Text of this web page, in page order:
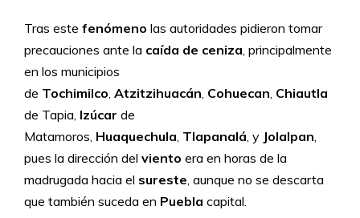
Tras este fenómeno las autoridades pidieron tomar
precauciones ante la caída de ceniza, principalmente
en los municipios
de Tochimilco, Atzitzihuacán, Cohuecan, Chiautla
de Tapia, Izúcar de
Matamoros, Huaquechula, Tlapanalá, y Jolalpan,
pues la dirección del viento era en horas de la
madrugada hacia el sureste, aunque no se descarta
que también suceda en Puebla capital.